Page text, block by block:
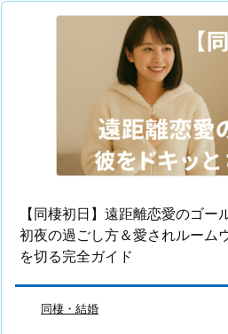
【同棲初日】遠距離恋愛のゴー
初夜の過ごし方＆愛されルーム
を切る完全ガイド
同棲・結婚